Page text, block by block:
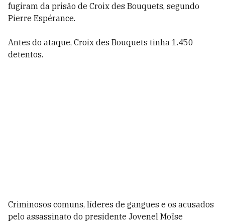
fugiram da prisão de Croix des Bouquets, segundo
Pierre Espérance.
Antes do ataque, Croix des Bouquets tinha 1.450
detentos.
Criminosos comuns, líderes de gangues e os acusados
pelo assassinato do presidente Jovenel Moïse